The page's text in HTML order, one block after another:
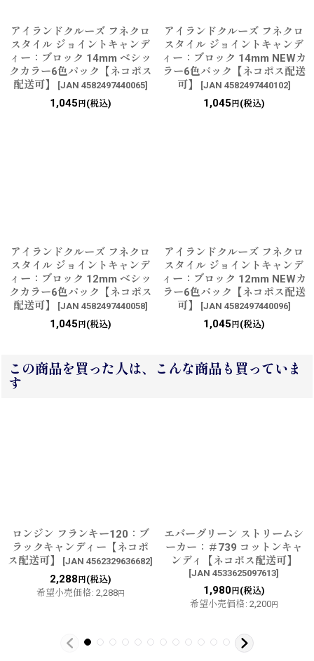
アイランドクルーズ フネクロ
スタイル ジョイントキャンデ
ィー：ブロック 14mm ベシッ
クカラー6色パック【ネコポス
配送可】
[JAN 4582497440065]
1,045 円(税込)
アイランドクルーズ フネクロ
スタイル ジョイントキャンデ
ィー：ブロック 14mm NEWカ
ラー6色パック【ネコポス配送
可】
[JAN 4582497440102]
1,045 円(税込)
アイランドクルーズ フネクロ
スタイル ジョイントキャンデ
ィー：ブロック 12mm ベシッ
クカラー6色パック【ネコポス
配送可】
[JAN 4582497440058]
1,045 円(税込)
アイランドクルーズ フネクロ
スタイル ジョイントキャンデ
ィー：ブロック 12mm NEWカ
ラー6色パック【ネコポス配送
可】
[JAN 4582497440096]
1,045 円(税込)
この商品を買った人は、こんな商品も買っていま
す
ロンジン フランキー120：ブ
ラックキャンディー【ネコポ
ス配送可】
[JAN 4562329636682]
2,288 円(税込)
希望小売価格: 2,288円
エバーグリーン ストリームシ
ーカー：＃739 コットンキャ
ンディ【ネコポス配送可】
[JAN 4533625097613]
1,980円(税込)
希望小売価格: 2,200円